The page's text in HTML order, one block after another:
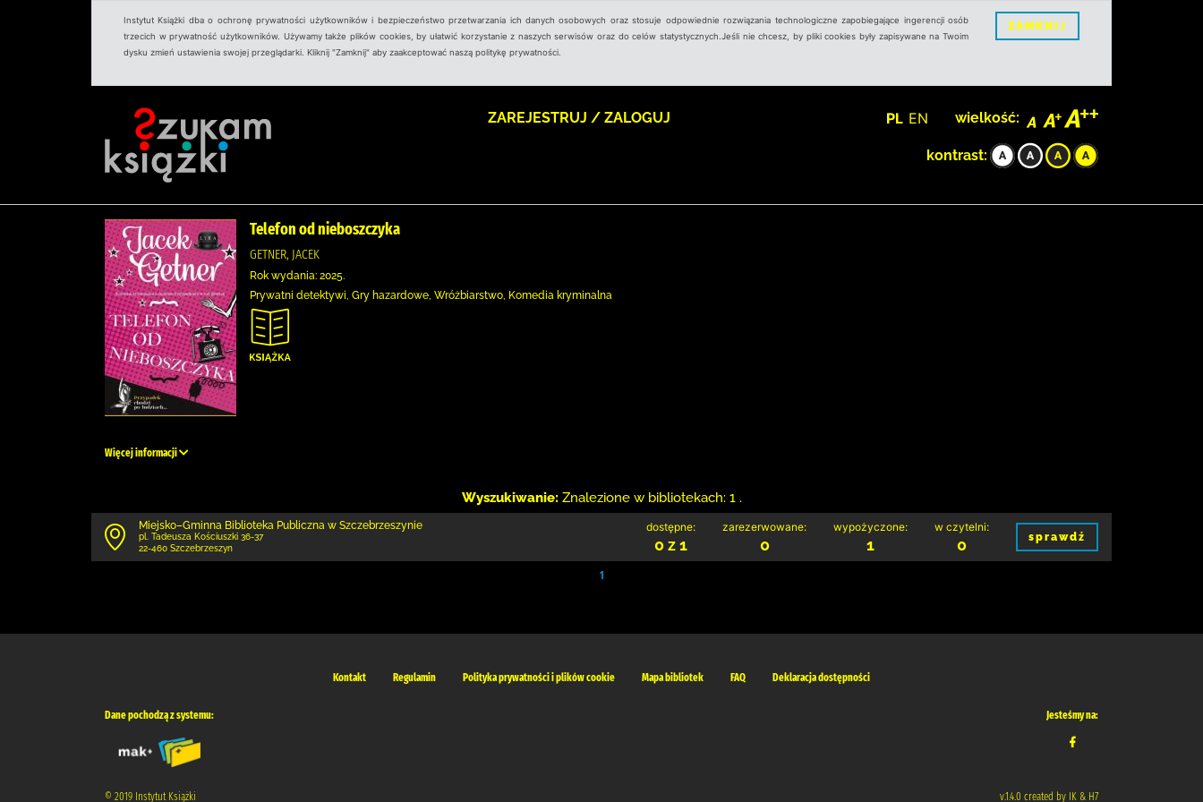
Instytut Książki dba o ochronę prywatności użytkowników i bezpieczeństwo przetwarzania ich danych osobowych oraz stosuje odpowiednie rozwiązania technologiczne zapobiegające ingerencji osób
trzecich w prywatność użytkowników. Używamy także plików cookies, by ułatwić korzystanie z naszych serwisów oraz do celów statystycznych.Jeśli nie chcesz, by pliki cookies były zapisywane na Twoim
dysku zmień ustawienia swojej przeglądarki. Kliknij "Zamknij" aby zaakceptować naszą politykę prywatności.
ZAMKNIJ
ZAREJESTRUJ / ZALOGUJ PL EN wielkość:
kontrast:
Telefon od nieboszczyka
GETNER, JACEK
Rok wydania: 2025.
Prywatni detektywi, Gry hazardowe, Wróżbiarstwo, Komedia kryminalna
Więcej informacji
Wyszukiwanie: Znalezione w bibliotekach: 1 .
Miejsko–Gminna Biblioteka Publiczna w Szczebrzeszynie
pl. Tadeusza Kościuszki 36-37
22-460 Szczebrzeszyn
dostępne:
0 z 1
zarezerwowane:
0
wypożyczone:
1
w czytelni:
0 sprawdź
1
Kontakt Regulamin Polityka prywatności i plików cookie Mapa bibliotek FAQ Deklaracja dostępności
Dane pochodzą z systemu: Jesteśmy na:
© 2019 Instytut Książki v.1.4.0 created by IK & H7